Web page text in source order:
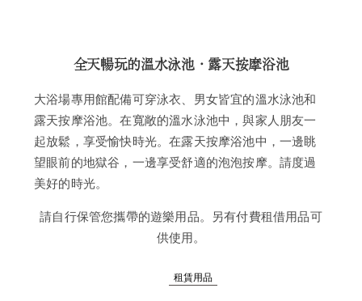
全天暢玩的溫水泳池・露天按摩浴池
大浴場專用館配備可穿泳衣、男女皆宜的溫水泳池和
露天按摩浴池。在寬敞的溫水泳池中，與家人朋友一
起放鬆，享受愉快時光。在露天按摩浴池中，一邊眺
望眼前的地獄谷，一邊享受舒適的泡泡按摩。請度過
美好的時光。
請自行保管您攜帶的遊樂用品。另有付費租借用品可
供使用。
租賃用品